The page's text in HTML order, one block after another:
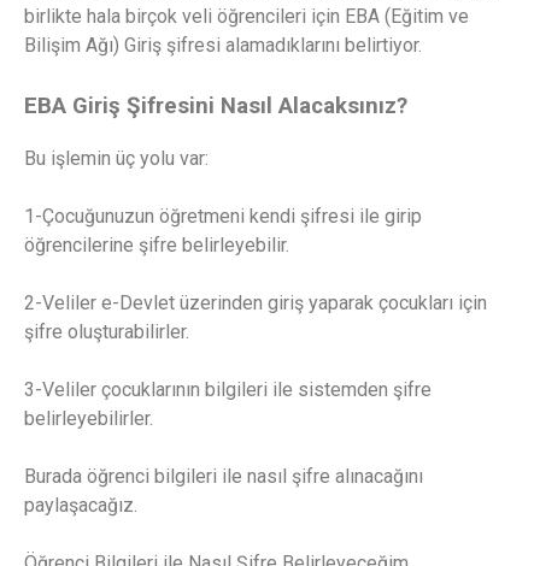
birlikte hala birçok veli öğrencileri için EBA (Eğitim ve
Bilişim Ağı) Giriş şifresi alamadıklarını belirtiyor.
EBA Giriş Şifresini Nasıl Alacaksınız?
Bu işlemin üç yolu var:
1-Çocuğunuzun öğretmeni kendi şifresi ile girip
öğrencilerine şifre belirleyebilir.
2-Veliler e-Devlet üzerinden giriş yaparak çocukları için
şifre oluşturabilirler.
3-Veliler çocuklarının bilgileri ile sistemden şifre
belirleyebilirler.
Burada öğrenci bilgileri ile nasıl şifre alınacağını
paylaşacağız.